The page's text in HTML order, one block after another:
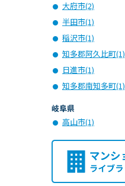
大府市(2)
半田市(1)
稲沢市(1)
知多郡阿久比町(1)
日進市(1)
知多郡南知多町(1)
岐阜県
高山市(1)